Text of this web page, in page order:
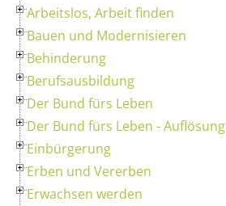
Arbeitslos, Arbeit finden
Bauen und Modernisieren
Behinderung
Berufsausbildung
Der Bund fürs Leben
Der Bund fürs Leben - Auflösung
Einbürgerung
Erben und Vererben
Erwachsen werden